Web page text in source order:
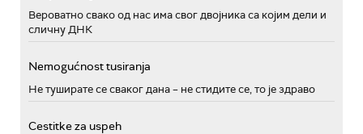
Вероватно свако од нас има свог двојника са којим дели и
сличну ДНК
Nemogućnost tusiranja
Не туширате се сваког дана – не стидите се, то је здраво
Cestitke za uspeh